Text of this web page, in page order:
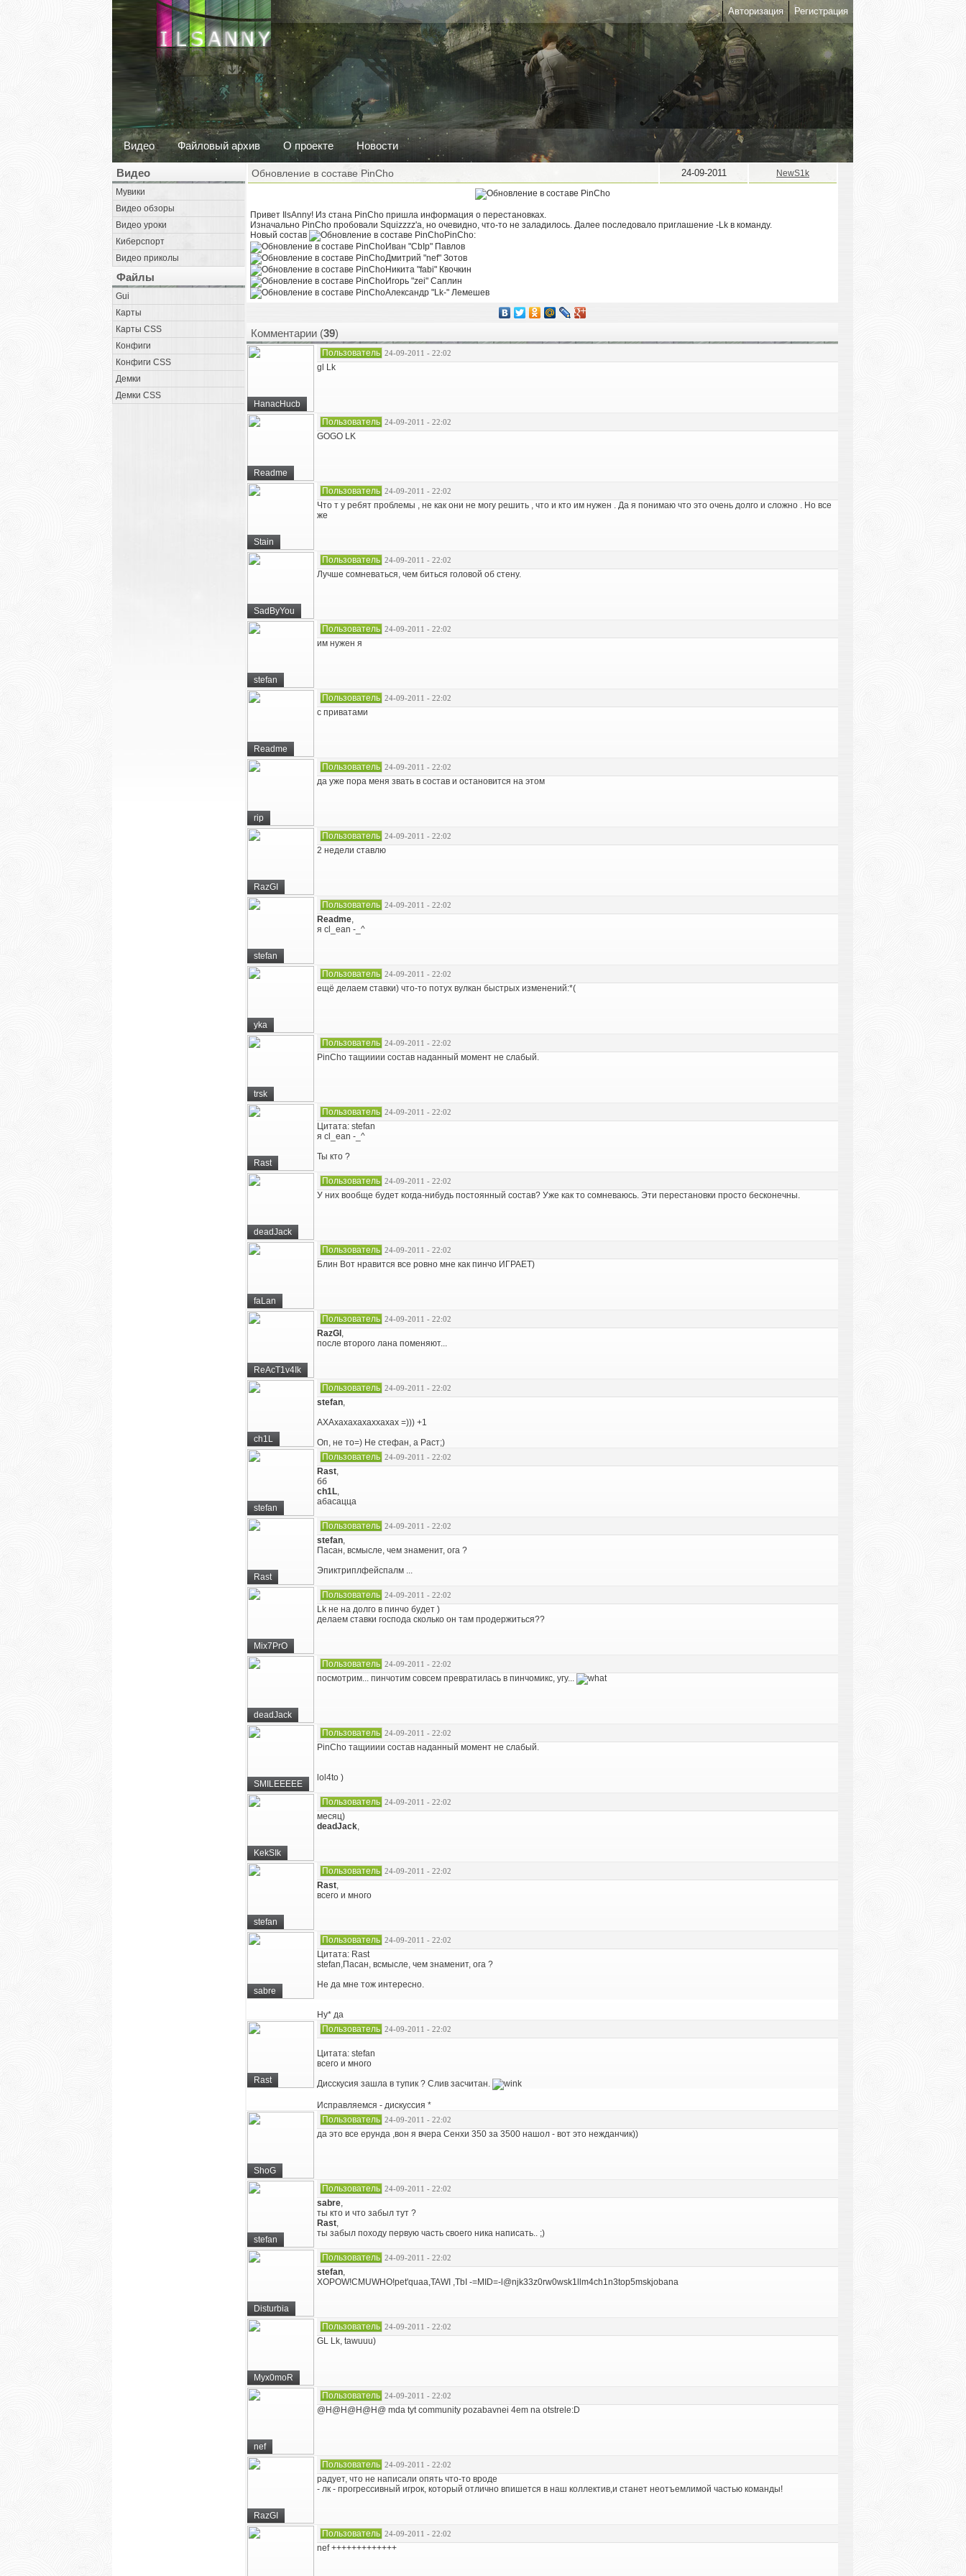
Авторизация Регистрация
Видео Файловый архив О проекте Новости
Видео
Мувики
Видео обзоры
Видео уроки
Киберспорт
Видео приколы
Файлы
Gui
Карты
Карты CSS
Конфиги
Конфиги CSS
Демки
Демки CSS
Обновление в составе PinCho 24-09-2011 NewS1k
Привет IlsAnny! Из стана PinCho пришла информация о перестановках.
Изначально PinCho пробовали Squizzzz'a, но очевидно, что-то не заладилось. Далее последовало приглашение -Lk в команду.
Новый состав
PinCho:
Иван "CbIp" Павлов
Дмитрий "nef" Зотов
Никита "fabi" Квочкин
Игорь "zei" Саплин
Александр "Lk-" Лемешев
Комментарии (39)
HanacHucb
Пользователь 24-09-2011 - 22:02
gl Lk
Readme
Пользователь 24-09-2011 - 22:02
GOGO LK
Stain
Пользователь 24-09-2011 - 22:02
Что т у ребят проблемы , не как они не могу решить , что и кто им нужен . Да я понимаю что это очень долго и сложно . Но все
же
SadByYou
Пользователь 24-09-2011 - 22:02
Лучше сомневаться, чем биться головой об стену.
stefan
Пользователь 24-09-2011 - 22:02
им нужен я
Readme
Пользователь 24-09-2011 - 22:02
с приватами
rip
Пользователь 24-09-2011 - 22:02
да уже пора меня звать в состав и остановится на этом
RazGI
Пользователь 24-09-2011 - 22:02
2 недели ставлю
stefan
Пользователь 24-09-2011 - 22:02
Readme,
я cl_ean -_^
yka
Пользователь 24-09-2011 - 22:02
ещё делаем ставки) что-то потух вулкан быстрых изменений:*(
trsk
Пользователь 24-09-2011 - 22:02
PinCho тащииии состав наданный момент не слабый.
Rast
Пользователь 24-09-2011 - 22:02
Цитата: stefan
я cl_ean -_^
Ты кто ?
deadJack
Пользователь 24-09-2011 - 22:02
У них вообще будет когда-нибудь постоянный состав? Уже как то сомневаюсь. Эти перестановки просто бесконечны.
faLan
Пользователь 24-09-2011 - 22:02
Блин Вот нравится все ровно мне как пинчо ИГРАЕТ)
ReAcT1v4Ik
Пользователь 24-09-2011 - 22:02
RazGI ,
после второго лана поменяют...
ch1L
Пользователь 24-09-2011 - 22:02
stefan,
АХАхахахахаххахах =))) +1
Оп, не то=) Не стефан, а Раст;)
stefan
Пользователь 24-09-2011 - 22:02
Rast,
бб
ch1L,
абасацца
Rast
Пользователь 24-09-2011 - 22:02
stefan,
Пасан, всмысле, чем знаменит, ога ?
Эпиктриплфейспалм ...
Mix7PrO
Пользователь 24-09-2011 - 22:02
Lk не на долго в пинчо будет )
делаем ставки господа сколько он там продержиться??
deadJack
Пользователь 24-09-2011 - 22:02
посмотрим... пинчотим совсем превратилась в пинчомикс, угу...
SMILEEEEE
Пользователь 24-09-2011 - 22:02
PinCho тащииии состав наданный момент не слабый.
lol4to )
KekSIk
Пользователь 24-09-2011 - 22:02
месяц)
deadJack,
stefan
Пользователь 24-09-2011 - 22:02
Rast,
всего и много
sabre
Пользователь 24-09-2011 - 22:02
Цитата: Rast
stefan,Пасан, всмысле, чем знаменит, ога ?
Не да мне тож интересно.
Ну* да
Rast
Пользователь 24-09-2011 - 22:02
Цитата: stefan
всего и много
Дисскусия зашла в тупик ? Слив засчитан.
Исправляемся - дискуссия *
ShoG
Пользователь 24-09-2011 - 22:02
да это все ерунда ,вон я вчера Сенхи 350 за 3500 нашол - вот это нежданчик))
stefan
Пользователь 24-09-2011 - 22:02
sabre,
ты кто и что забыл тут ?
Rast,
ты забыл походу первую часть своего ника написать.. ;)
Disturbia
Пользователь 24-09-2011 - 22:02
stefan,
XOPOW!CMUWHO!pet'quaa,TAWI ,TbI -=MID=-l@njk33z0rw0wsk1llm4ch1n3top5mskjobana
Myx0moR
Пользователь 24-09-2011 - 22:02
GL Lk, tawuuu)
nef
Пользователь 24-09-2011 - 22:02
@H@H@H@H@ mda tyt community pozabavnei 4em na otstrele:D
RazGI
Пользователь 24-09-2011 - 22:02
радует, что не написали опять что-то вроде
- лк - прогрессивный игрок, который отлично впишется в наш коллектив,и станет неотъемлимой частью команды!
Пользователь 24-09-2011 - 22:02
nef +++++++++++++